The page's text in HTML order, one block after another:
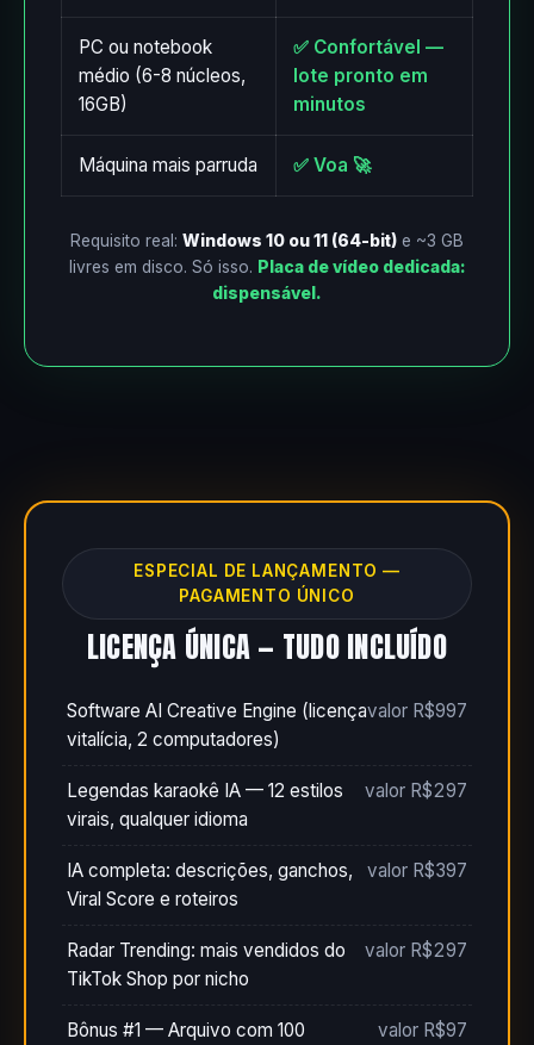
PC ou notebook
médio (6-8 núcleos,
16GB)
✅ Confortável —
lote pronto em
minutos
Máquina mais parruda ✅ Voa 🚀
Requisito real: Windows 10 ou 11 (64-bit) e ~3 GB
livres em disco. Só isso. Placa de vídeo dedicada:
dispensável.
ESPECIAL DE LANÇAMENTO —
PAGAMENTO ÚNICO
LICENÇA ÚNICA — TUDO INCLUÍDO
Software AI Creative Engine (licença
vitalícia, 2 computadores)
valor R$997
Legendas karaokê IA — 12 estilos
virais, qualquer idioma
valor R$297
IA completa: descrições, ganchos,
Viral Score e roteiros
valor R$397
Radar Trending: mais vendidos do
TikTok Shop por nicho
valor R$297
Bônus #1 — Arquivo com 100 valor R$97